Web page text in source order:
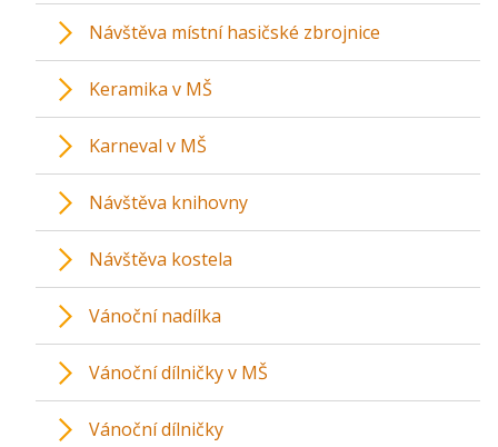
Návštěva místní hasičské zbrojnice
Keramika v MŠ
Karneval v MŠ
Návštěva knihovny
Návštěva kostela
Vánoční nadílka
Vánoční dílničky v MŠ
Vánoční dílničky